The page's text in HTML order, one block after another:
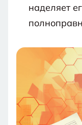
наделяет